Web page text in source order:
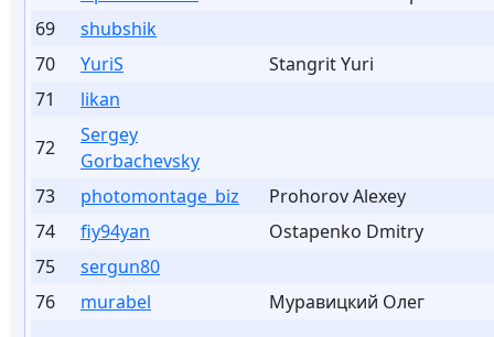
69
shubshik
70
YuriS
Stangrit Yuri
71
likan
72
Sergey
Gorbachevsky
73
photomontage_biz
Prohorov Alexey
74
fiy94yan
Ostapenko Dmitry
75
sergun80
76
murabel
Муравицкий Олег